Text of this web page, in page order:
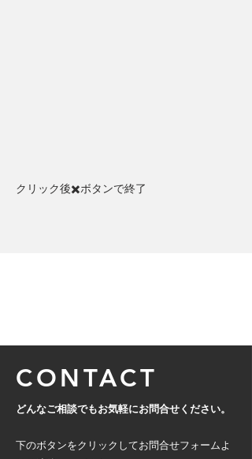
クリック後✖️ボタンで終了​
CONTACT
どんなご相談でもお気軽にお問合せください。
下のボタンをクリックしてお問合せフォームよ